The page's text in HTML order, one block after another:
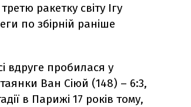
третю ракетку світу Ігу
по збірній раніше
вдруге пробилася у
Ван Сіюй (148) – 6:3,
в Парижі 17 років тому,